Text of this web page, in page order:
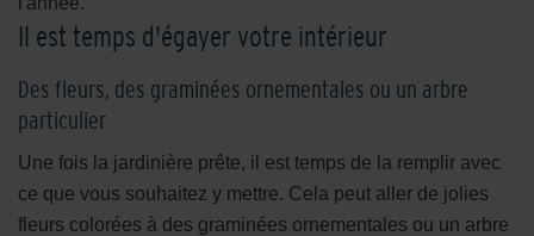
Il est temps d'égayer votre intérieur
Des fleurs, des graminées ornementales ou un arbre
particulier
Une fois la jardinière prête, il est temps de la remplir avec
ce que vous souhaitez y mettre. Cela peut aller de jolies
fleurs colorées à des graminées ornementales ou un arbre